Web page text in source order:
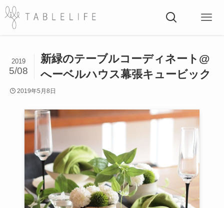
新緑のテーブルコーディネート@
へーベルハウス幕張キュービック
2019
5/08
2019年5月8日